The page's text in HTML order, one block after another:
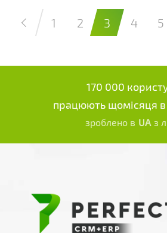
1 2 3 4 5
170 000
працюють щомісяця
зроблено в UA з